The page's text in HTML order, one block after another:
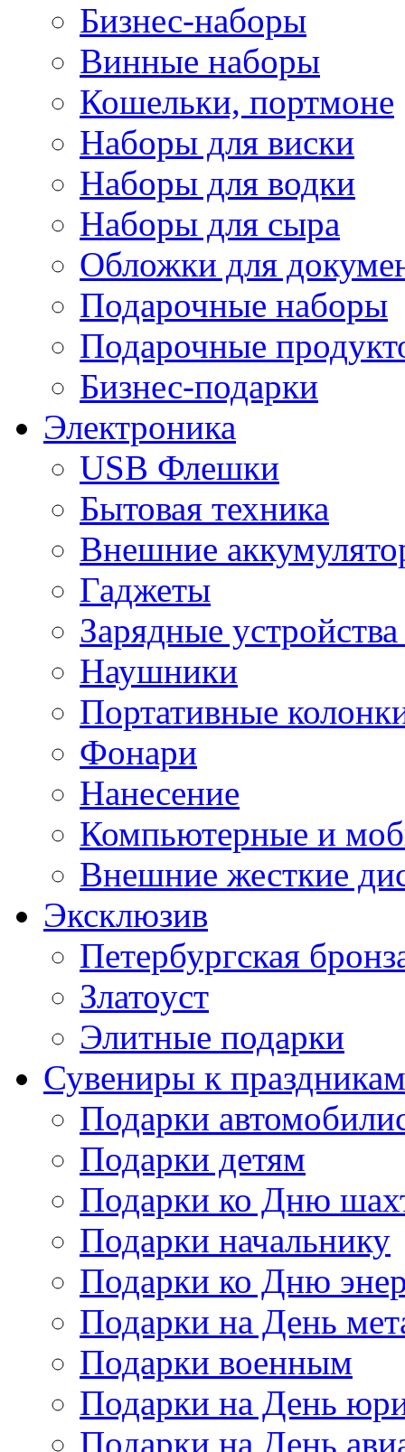
Бизнес-наборы
Винные наборы
Кошельки, портмоне
Наборы для виски
Наборы для водки
Наборы для сыра
Обложки для
Подарочные наборы
Подарочные
Бизнес-подарки
Электроника
USB Флешки
Бытовая техника
Внешние
Гаджеты
Зарядные
Наушники
Портативные
Фонари
Нанесение
Компьютерные и
Внешние жесткие
Эксклюзив
Петербургская
Златоуст
Элитные подарки
Сувениры к праздникам
Подарки
Подарки детям
Подарки ко Дню
Подарки начальнику
Подарки ко Дню
Подарки на День
Подарки военным
Подарки на День
Подарки на День